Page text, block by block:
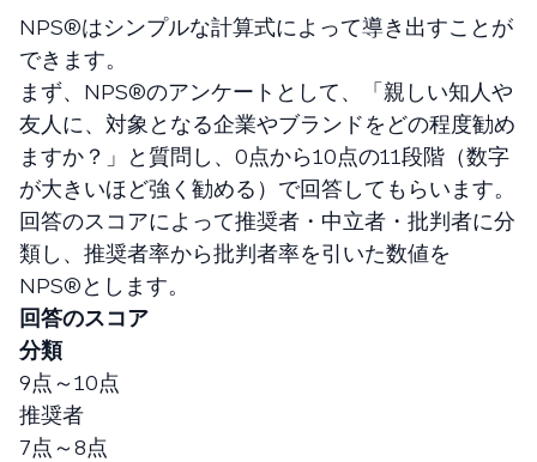
NPS®️はシンプルな計算式によって導き出すことが
できます。
まず、NPS®️のアンケートとして、「親しい知人や
友人に、対象となる企業やブランドをどの程度勧め
ますか？」と質問し、0点から10点の11段階（数字
が大きいほど強く勧める）で回答してもらいます。
回答のスコアによって推奨者・中立者・批判者に分
類し、推奨者率から批判者率を引いた数値を
NPS®️とします。
回答のスコア
分類
9点～10点
推奨者
7点～8点